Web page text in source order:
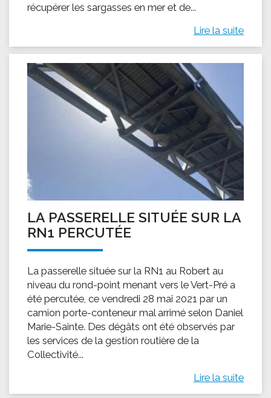
récupérer les sargasses en mer et de...
Lire la suite
LA PASSERELLE SITUÉE SUR LA
RN1 PERCUTÉE
La passerelle située sur la RN1 au Robert au
niveau du rond-point menant vers le Vert-Pré a
été percutée, ce vendredi 28 mai 2021 par un
camion porte-conteneur mal arrimé selon Daniel
Marie-Sainte. Des dégâts ont été observés par
les services de la gestion routière de la
Collectivité...
Lire la suite